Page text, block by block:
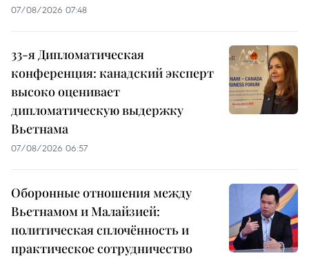
07/08/2026 07:48
33-я Дипломатическая
конференция: канадский эксперт
высоко оценивает
дипломатическую выдержку
Вьетнама
07/08/2026 06:57
Оборонные отношения между
Вьетнамом и Малайзией:
политическая сплочённость и
практическое сотрудничество